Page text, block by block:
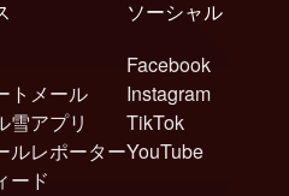
トメール
雪アプリ
ルレポーター
ード
ソーシャル
Facebook
Instagram
TikTok
YouTube